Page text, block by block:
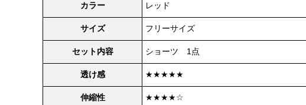
カラー レッド
サイズ フリーサイズ
セット内容 ショーツ 1点
透け感 ★★★★★
伸縮性 ★★★★☆